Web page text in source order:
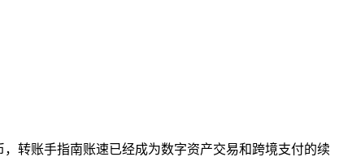
转账手指南账速已经成为数字资产交易和跨境支付的续